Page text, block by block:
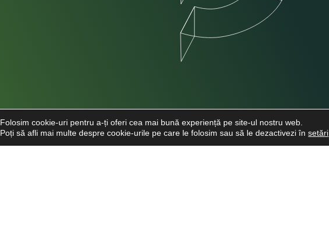
Folosim cookie-uri pentru a-ți oferi cea mai bună experiență pe site-ul nostru web.
Poți să afli mai multe despre cookie-urile pe care le folosim sau să le dezactivezi însetări